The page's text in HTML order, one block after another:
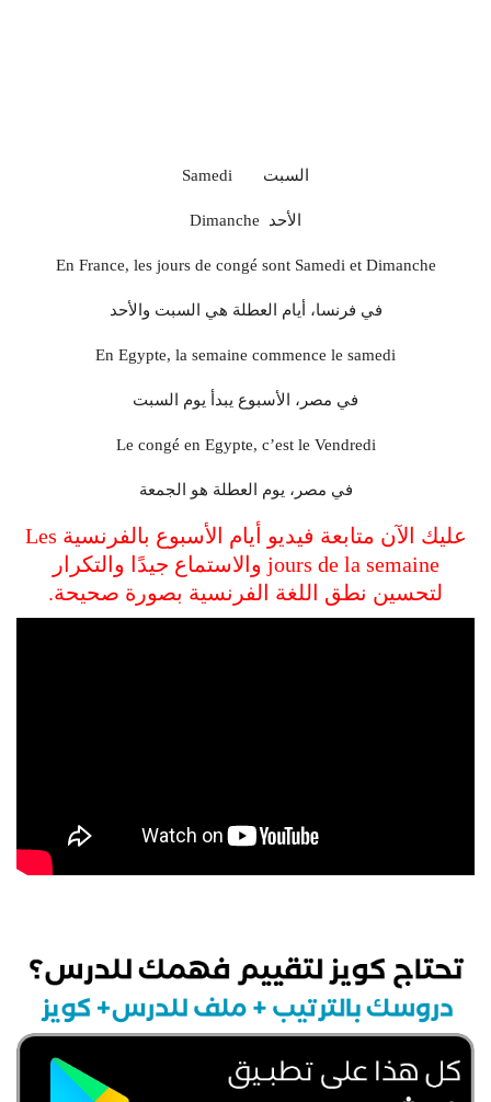
Samedi السبت
Dimanche الأحد
En France, les jours de congé sont Samedi et Dimanche
في فرنسا، أيام العطلة هي السبت والأحد
En Egypte, la semaine commence le samedi
في مصر، الأسبوع يبدأ يوم السبت
Le congé en Egypte, c’est le Vendredi
في مصر، يوم العطلة هو الجمعة
عليك الآن متابعة فيديو أيام الأسبوع بالفرنسية Les
jours de la semaine والاستماع جيدًا والتكرار
لتحسين نطق اللغة الفرنسية بصورة صحيحة.